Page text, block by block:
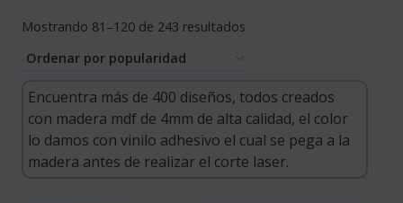
Mostrando 81–120 de 243 resultados